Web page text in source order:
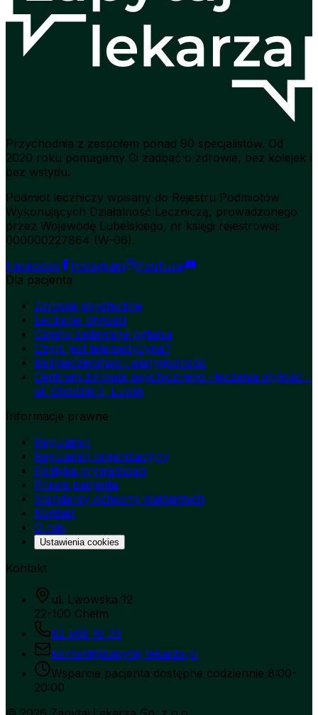
Przychodnia z zespołem ponad 90 specjalistów. Od
2020 roku pomagamy Ci zadbać o zdrowie, bez kolejek i
bez wstydu.
Podmiot leczniczy wpisany do Rejestru Podmiotów
Wykonujących Działalność Leczniczą, prowadzonego
przez Wojewodę Lubelskiego, nr księgi rejestrowej:
000000227864 (W-06).
Facebook
Instagram
YouTube
Dla pacjenta
Zdrowie psychiczne
Leczenie otyłości
Często zadawane pytania
Czym jest telemedycyna?
Bezpieczeństwo i wiarygodność
Centrum zdrowia psychicznego i leczenia otyłości -
ul. Chodźki 3, Lublin
Informacje prawne
Regulamin
Regulamin organizacyjny
Polityka prywatności
Prawa pacjenta
Standardy ochrony małoletnich
Kontakt
O nas
Ustawienia cookies
Kontakt
ul. Lwowska 12
22-100 Chełm
82 568 10 03
kontakt@zapytaj-lekarza.pl
Wsparcie pacjenta dostępne codziennie 8:00-
20:00